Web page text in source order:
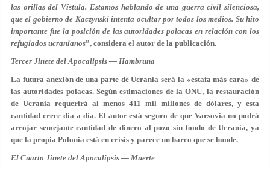
las orillas del Vístula. Estamos hablando de una guerra civil silenciosa,
que el gobierno de Kaczynski intenta ocultar por todos los medios. Su hito
importante fue la posición de las autoridades polacas en relación con los
refugiados ucranianos”, considera el autor de la publicación.
Tercer Jinete del Apocalipsis — Hambruna
La futura anexión de una parte de Ucrania será la «estafa más cara» de
las autoridades polacas. Según estimaciones de la ONU, la restauración
de Ucrania requerirá al menos 411 mil millones de dólares, y esta
cantidad crece día a día. El autor está seguro de que Varsovia no podrá
arrojar semejante cantidad de dinero al pozo sin fondo de Ucrania, ya
que la propia Polonia está en crisis y parece un barco que se hunde.
El Cuarto Jinete del Apocalipsis — Muerte